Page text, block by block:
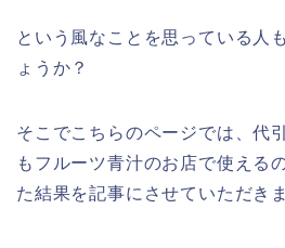
という風なことを思っている人
ょうか？
そこでこちらのページでは、代
もフルーツ青汁のお店で使える
た結果を記事にさせていただきま